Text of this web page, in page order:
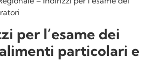
per l’esame dei
particolari e